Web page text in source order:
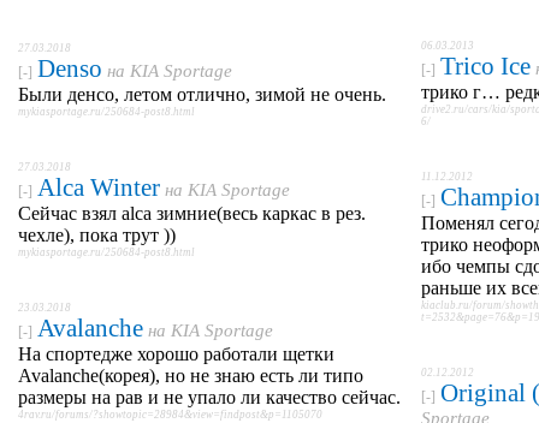
27.03.2018
[-] Denso на KIA Sportage
Были денсо, летом отлично, зимой не очень.
mykiasportage.ru/250684-post8.html
27.03.2018
[-] Alca Winter на KIA Sportage
Сейчас взял alca зимние(весь каркас в рез.
чехле), пока трут ))
mykiasportage.ru/250684-post8.html
23.03.2018
[-] Avalanche на KIA Sportage
На спортедже хорошо работали щетки
Avalanche(корея), но не знаю есть ли типо
размеры на рав и не упало ли качество сейчас.
4rav.ru/forums/?showtopic=28984&view=findpost&p=1105070
06.03.2013
[-] Trico Ice
трико г…
drive2.ru/cars/kia/
6/
11.12.2012
[-]
Поменял
трико
ибо чемпы
раньше их
kiaclub.ru/forum/
02.12.2012
[-] Original
Sportage